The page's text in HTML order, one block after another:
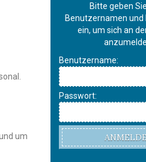
um
Bitte geben
Benutzernamen und
ein, um sich an
Benutzername:
Passwort: